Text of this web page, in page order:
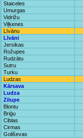
Staiceles
Umurgas
Vidrižu
Viļķenes
Līvānu
Līvāni
Jersikas
Rožupes
Rudzātu
Sutru
Turku
Ludzas
Kārsava
Ludza
Zilupe
Blontu
Briģu
Ciblas
Cirmas
Goliševas